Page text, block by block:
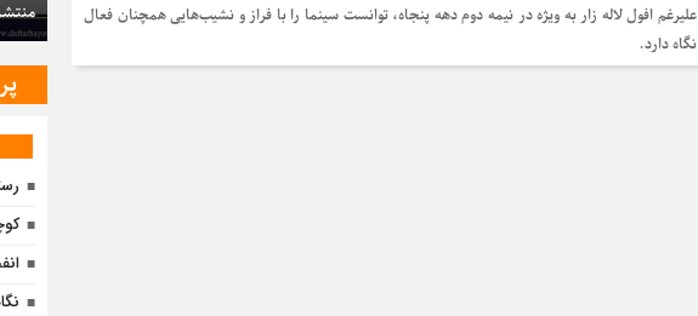
علیرغم افول لاله زار به ویژه در نیمه دوم دهه پنجاه، توانست سینما را با فراز و نشیب‌هایی همچنان فعال
نگاه دارد.